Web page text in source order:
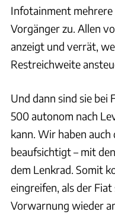
Infotainment
Vorgänger zu. Allen
anzeigt und verrät,
Restreichweite
Und dann sind sie bei
500 autonom nach
kann. Wir haben
beaufsichtigt – mit
dem Lenkrad. Somit
eingreifen, als der
Vorwarnung wieder